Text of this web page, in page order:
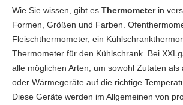
Wie Sie wissen, gibt es Thermometer in
Formen, Größen und Farben.
Fleischthermometer, ein
Thermometer für den Kühlschrank. Bei
alle möglichen Arten, um sowohl Zutaten als
oder Wärmegeräte auf die richtige
Diese Geräte werden im Allgemeinen von